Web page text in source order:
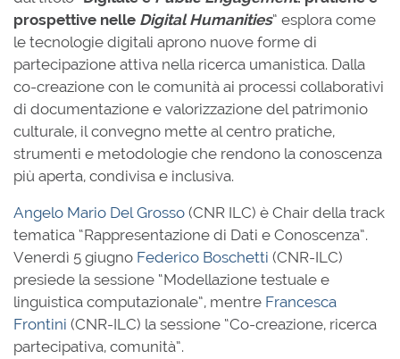
prospettive nelle Digital Humanities” esplora come
le tecnologie digitali aprono nuove forme di
partecipazione attiva nella ricerca umanistica. Dalla
co-creazione con le comunità ai processi collaborativi
di documentazione e valorizzazione del patrimonio
culturale, il convegno mette al centro pratiche,
strumenti e metodologie che rendono la conoscenza
più aperta, condivisa e inclusiva.
Angelo Mario Del Grosso (CNR ILC) è Chair della track
tematica “Rappresentazione di Dati e Conoscenza”.
Venerdì 5 giugno Federico Boschetti (CNR-ILC)
presiede la sessione “Modellazione testuale e
linguistica computazionale”, mentre Francesca
Frontini (CNR-ILC) la sessione “Co-creazione, ricerca
partecipativa, comunità”.